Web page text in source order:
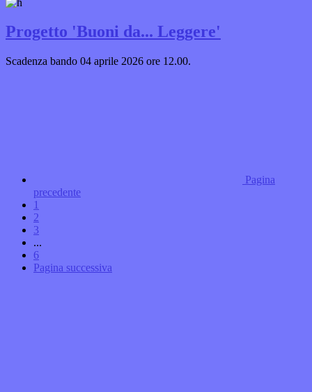
Progetto 'Buoni da... Leggere'
Scadenza bando 04 aprile 2026 ore 12.00.
Pagina
precedente
1
2
3
...
6
Pagina successiva